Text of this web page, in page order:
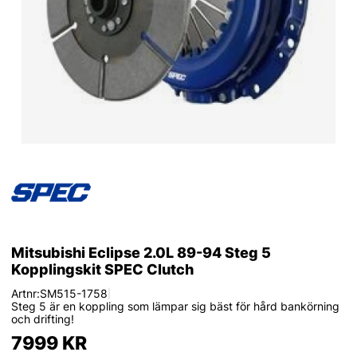
Mitsubishi Eclipse 2.0L 89-94 Steg 5
Kopplingskit SPEC Clutch
Artnr:SM515-1758
Steg 5 är en koppling som lämpar sig bäst för hård bankörning
och drifting!
7999KR